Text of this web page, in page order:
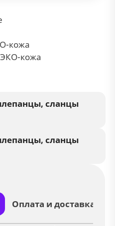
кожа
ЭКО-кожа
сланцы
сланцы
Оплата и доставка